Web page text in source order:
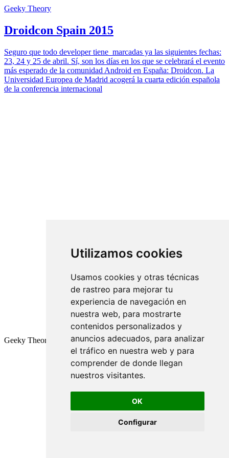
Utilizamos cookies
Usamos cookies y otras técnicas
de rastreo para mejorar tu
experiencia de navegación en
nuestra web, para mostrarte
contenidos personalizados y
anuncios adecuados, para analizar
el tráfico en nuestra web y para
comprender de donde llegan
nuestros visitantes.
OK
Configurar
Geeky Theory
Droidcon Spain 2015
Seguro que todo developer tiene marcadas ya las siguientes fechas:
23, 24 y 25 de abril. Sí, son los días en los que se celebrará el evento
más esperado de la comunidad Android en España: Droidcon. La
Universidad Europea de Madrid acogerá la cuarta edición española
de la conferencia internacional
Geeky Theory © 2026